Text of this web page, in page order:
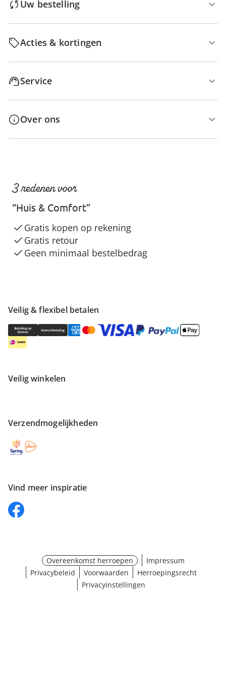
Uw bestelling
Acties & kortingen
Service
Over ons
Veilig & flexibel betalen
Veilig winkelen
Verzendmogelijkheden
Vind meer inspiratie
3 redenen voor
“Huis & Comfort”
Gratis kopen op rekening
Gratis retour
Geen minimaal bestelbedrag
Overeenkomst herroepen
Impressum
Privacybeleid
Voorwaarden
Herroepingsrecht
Privacyinstellingen